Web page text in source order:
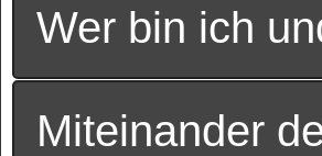
Wer bin ich
Miteinander